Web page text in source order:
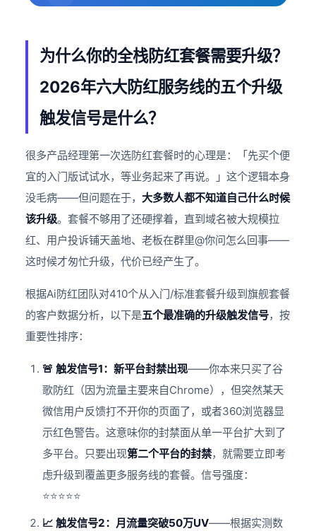
为什么你的全栈防红套餐需要升级？
2026年六大防红服务线的五个升级
触发信号是什么？
很多产品经理第一次选防红套餐时的心理是：「先买个便
宜的入门版试试水，等业务起来了再说。」这个逻辑本身
没毛病——但问题在于， 大多数人都不知道自己什么时候
该升级。套餐不够用了还硬撑着，直到域名被大规模拉
红、用户投诉铺天盖地、老板在群里@你问怎么回事——
这时候才匆忙升级，代价已经产生了。
根据Ai防红团队对410个从入门/标准套餐升级到旗舰套餐
的客户数据分析，以下是五个最准确的升级触发信号，按
重要性排序：
🚨 触发信号1：新平台封禁出现——你本来只买了谷
歌防红（因为流量主要来自Chrome），但突然某天
微信用户反馈打不开你的页面了，或者360浏览器显
示红色警告。这意味你的封禁面从单一平台扩大到了
多平台。只要出现第二个平台的封禁，就需要立即考
虑升级到覆盖更多服务线的套餐。信号强度：
⭐⭐⭐⭐⭐
📈 触发信号2：月流量突破50万UV——根据实测数